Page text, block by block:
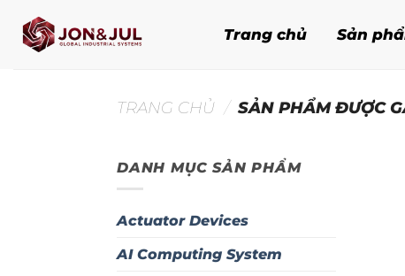
qua
Trang chủ Sản
TRANG CHỦ / SẢN PHẨM ĐƯỢC
DANH MỤC SẢN PHẨM
Actuator Devices
AI Computing System